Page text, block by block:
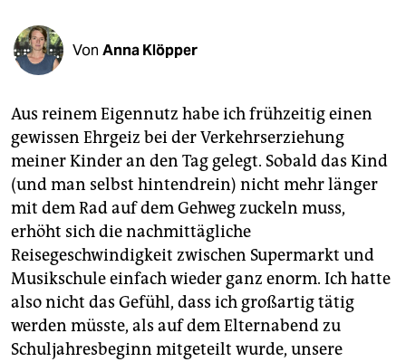
shop
fragen & hilfe
unterstützen
abo
genossenschaft
epaper login
Von Anna Klöpper
Aus reinem Eigennutz habe ich frühzeitig einen
gewissen Ehrgeiz bei der Verkehrserziehung
meiner Kinder an den Tag gelegt. Sobald das Kind
(und man selbst hintendrein) nicht mehr länger
mit dem Rad auf dem Gehweg zuckeln muss,
erhöht sich die nachmittägliche
Reisegeschwindigkeit zwischen Supermarkt und
Musikschule einfach wieder ganz enorm. Ich hatte
also nicht das Gefühl, dass ich großartig tätig
werden müsste, als auf dem Elternabend zu
Schuljahresbeginn mitgeteilt wurde, unsere